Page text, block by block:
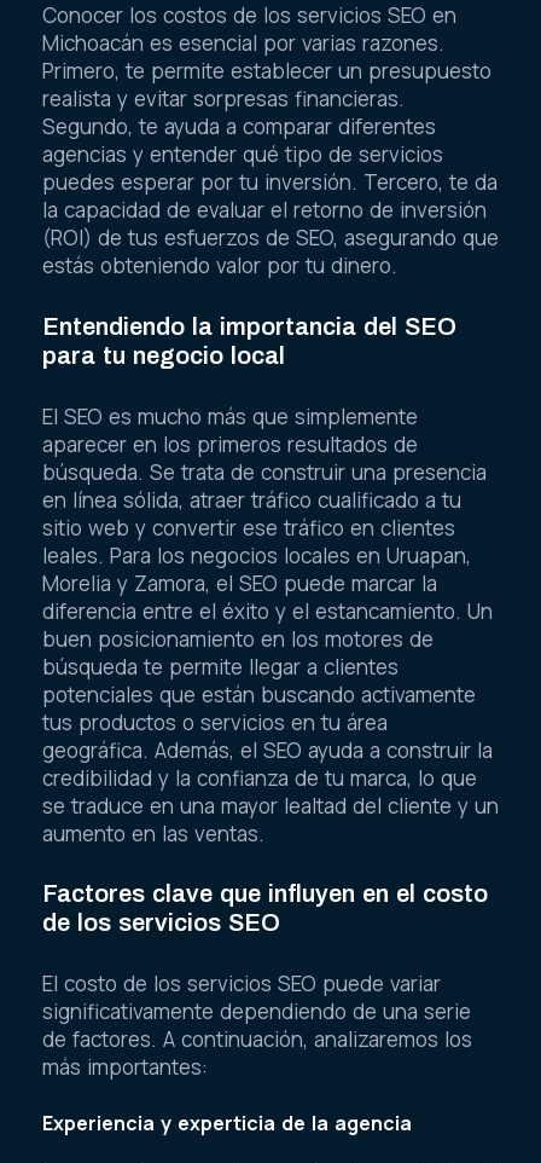
Conocer los costos de los servicios SEO en
Michoacán es esencial por varias razones.
Primero, te permite establecer un presupuesto
realista y evitar sorpresas financieras.
Segundo, te ayuda a comparar diferentes
agencias y entender qué tipo de servicios
puedes esperar por tu inversión. Tercero, te da
la capacidad de evaluar el retorno de inversión
(ROI) de tus esfuerzos de SEO, asegurando que
estás obteniendo valor por tu dinero.
Entendiendo la importancia del SEO
para tu negocio local
El SEO es mucho más que simplemente
aparecer en los primeros resultados de
búsqueda. Se trata de construir una presencia
en línea sólida, atraer tráfico cualificado a tu
sitio web y convertir ese tráfico en clientes
leales. Para los negocios locales en Uruapan,
Morelia y Zamora, el SEO puede marcar la
diferencia entre el éxito y el estancamiento. Un
buen posicionamiento en los motores de
búsqueda te permite llegar a clientes
potenciales que están buscando activamente
tus productos o servicios en tu área
geográfica. Además, el SEO ayuda a construir la
credibilidad y la confianza de tu marca, lo que
se traduce en una mayor lealtad del cliente y un
aumento en las ventas.
Factores clave que influyen en el costo
de los servicios SEO
El costo de los servicios SEO puede variar
significativamente dependiendo de una serie
de factores. A continuación, analizaremos los
más importantes:
Experiencia y experticia de la agencia